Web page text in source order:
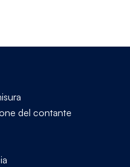
del contante